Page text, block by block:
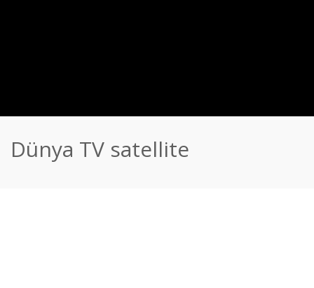
Dünya TV satellite